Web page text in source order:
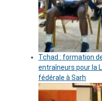
Tchad : formation
entraîneurs pour la
fédérale à Sarh